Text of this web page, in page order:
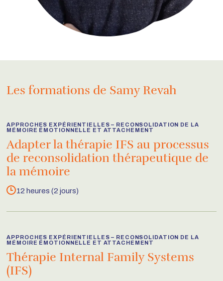
Les formations de Samy Revah
APPROCHES EXPÉRIENTIELLES – RECONSOLIDATION DE LA
MÉMOIRE ÉMOTIONNELLE ET ATTACHEMENT
Adapter la thérapie IFS au processus
de reconsolidation thérapeutique de
la mémoire
Durée12 heures (2 jours)
APPROCHES EXPÉRIENTIELLES – RECONSOLIDATION DE LA
MÉMOIRE ÉMOTIONNELLE ET ATTACHEMENT
Thérapie Internal Family Systems
(IFS)